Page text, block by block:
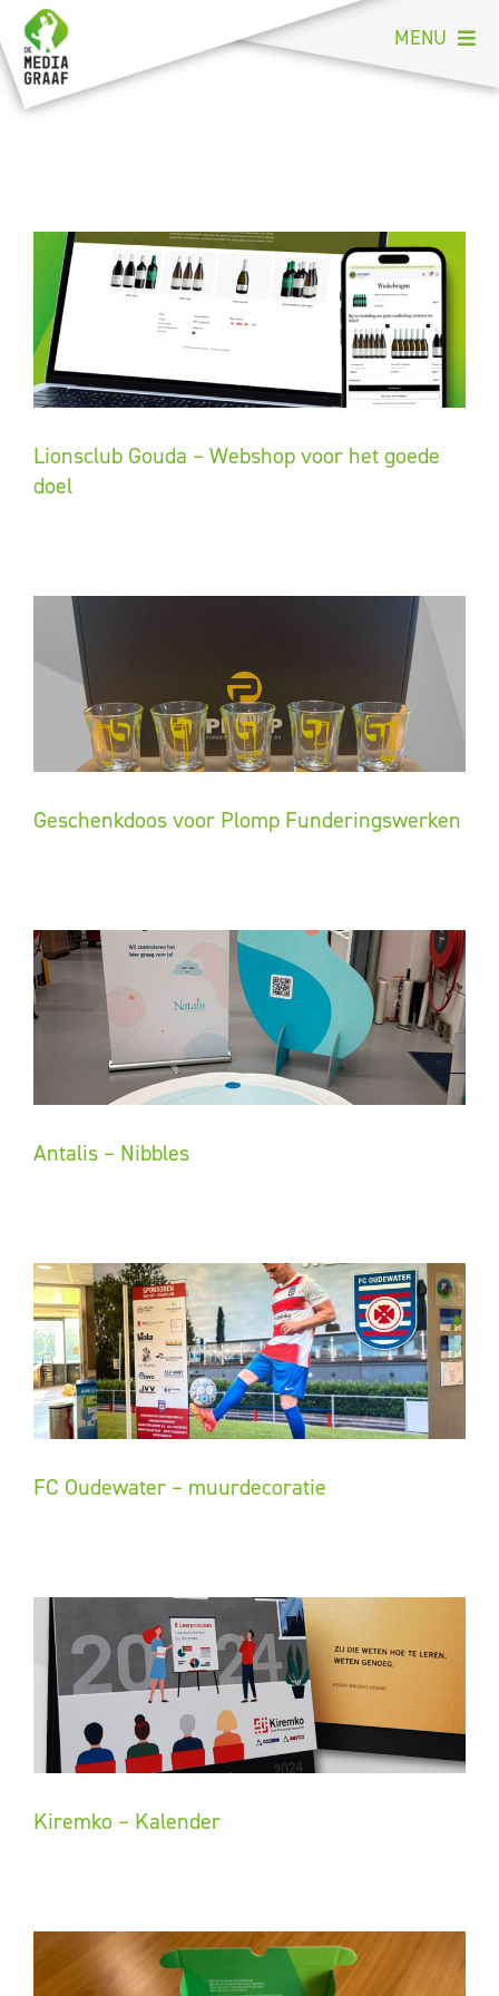
naar
inhoud
MENU
Welkom
Online
Duurzaam
Contact
Lionsclub Gouda – Webshop voor het goede
doel
Geschenkdoos voor Plomp Funderingswerken
Antalis – Nibbles
FC Oudewater – muurdecoratie
Kiremko – Kalender